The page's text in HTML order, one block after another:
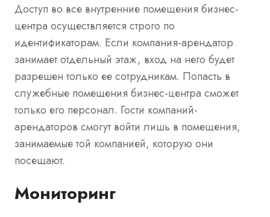
Доступ во все внутренние помещения бизнес-
центра осуществляется строго по
идентификаторам. Если компания-арендатор
занимает отдельный этаж, вход на него будет
разрешен только ее сотрудникам. Попасть в
служебные помещения бизнес-центра сможет
только его персонал. Гости компаний-
арендаторов смогут войти лишь в помещения,
занимаемые той компанией, которую они
посещают.
Мониторинг